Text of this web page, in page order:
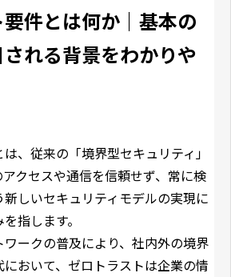
件とは何か｜基本の
れる背景をわかりや
、従来の「境界型セキュリティ」
クセスや通信を信頼せず、常に検
しいセキュリティモデルの実現に
指します。
ークの普及により、社内外の境界
おいて、ゼロトラストは企業の情